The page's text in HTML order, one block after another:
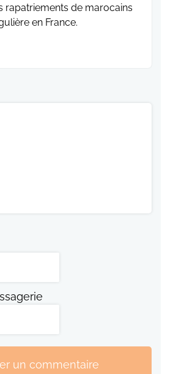
rapatriements de marocains
en France.
un commentaire